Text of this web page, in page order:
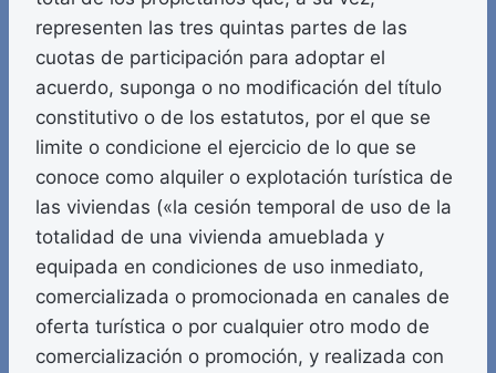
representen las tres quintas partes de las
cuotas de participación para adoptar el
acuerdo, suponga o no modificación del título
constitutivo o de los estatutos, por el que se
limite o condicione el ejercicio de lo que se
conoce como alquiler o explotación turística de
las viviendas («la cesión temporal de uso de la
totalidad de una vivienda amueblada y
equipada en condiciones de uso inmediato,
comercializada o promocionada en canales de
oferta turística o por cualquier otro modo de
comercialización o promoción, y realizada con